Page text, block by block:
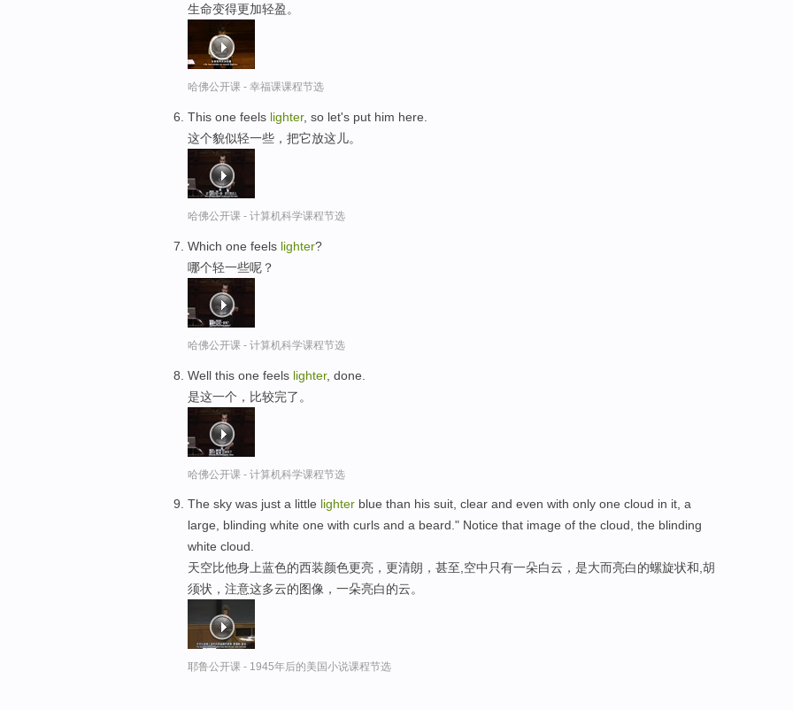
生命变得更加轻盈。
哈佛公开课 - 幸福课课程节选
This one feels lighter, so let's put him here.
这个貌似轻一些，把它放这儿。
哈佛公开课 - 计算机科学课程节选
Which one feels lighter?
哪个轻一些呢？
哈佛公开课 - 计算机科学课程节选
Well this one feels lighter, done.
是这一个，比较完了。
哈佛公开课 - 计算机科学课程节选
The sky was just a little lighter blue than his suit, clear and even with only one cloud in it, a
large, blinding white one with curls and a beard." Notice that image of the cloud, the blinding
white cloud.
天空比他身上蓝色的西装颜色更亮，更清朗，甚至,空中只有一朵白云，是大而亮白的螺旋状和,胡
须状，注意这多云的图像，一朵亮白的云。
耶鲁公开课 - 1945年后的美国小说课程节选